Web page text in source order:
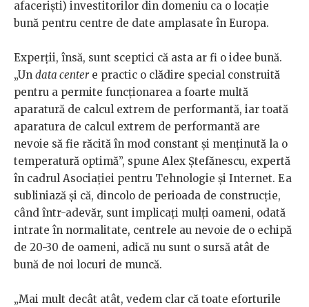
afaceriști) investitorilor din domeniu ca o locație
bună pentru centre de date amplasate în Europa.
Experții, însă, sunt sceptici că asta ar fi o idee bună.
„Un data centere practic o clădire special construită
pentru a permite funcționarea a foarte multă
aparatură de calcul extrem de performantă, iar toată
aparatura de calcul extrem de performantă are
nevoie să fie răcită în mod constant și menținută la o
temperatură optimă”, spune Alex Ștefănescu, expertă
în cadrul Asociației pentru Tehnologie și Internet. Ea
subliniază și că, dincolo de perioada de construcție,
când într-adevăr, sunt implicați mulți oameni, odată
intrate în normalitate, centrele au nevoie de o echipă
de 20-30 de oameni, adică nu sunt o sursă atât de
bună de noi locuri de muncă.
„Mai mult decât atât, vedem clar că toate eforturile